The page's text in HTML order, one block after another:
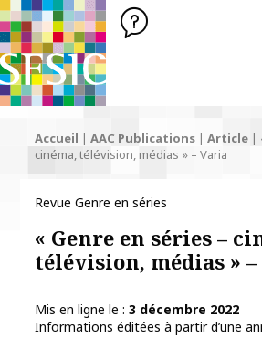
SFSIC Société Française des
Société Française
de l'Information
Accueil | AAC Publications | Article |
cinéma, télévision, médias » – Varia
Revue Genre en séries
« Genre en séries –
télévision, médias »
Mis en ligne le
3 décembre 2022
Informations éditées à partir d’une